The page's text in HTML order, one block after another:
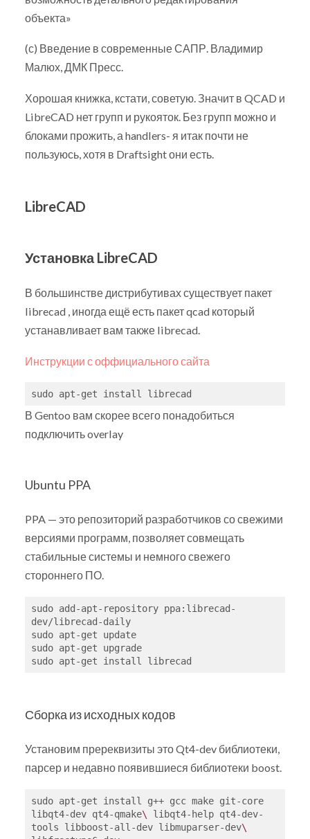
объекта»
(с) Введение в современные САПР. Владимир
Малюх, ДМК Пресс.
Хорошая книжка, кстати, советую. Значит в QCAD и
LibreCAD нет групп и рукояток. Без групп можно и
блоками прожить, а handlers- я итак почти не
пользуюсь, хотя в Draftsight они есть.
LibreCAD
Установка LibreCAD
В большинстве дистрибутивах существует пакет
librecad , иногда ещё есть пакет qcad который
устанавливает вам также librecad.
Инструкции с оффициального сайта
В Gentoo вам скорее всего понадобиться
подключить overlay
Ubuntu PPA
PPA — это репозиторий разработчиков со свежими
версиями программ, позволяет совмещать
стабильные системы и немного свежего
стороннего ПО.
sudo add-apt-repository ppa:librecad-
dev/librecad-daily
sudo apt-get update
sudo apt-get upgrade
Сборка из исходных кодов
Установим пререквизиты это Qt4-dev библиотеки,
парсер и недавно появившиеся библиотеки boost.
sudo apt-get install g++ gcc make git-core
libqt4-dev qt4-qmake\ libqt4-help qt4-dev-
tools libboost-all-dev libmuparser-dev